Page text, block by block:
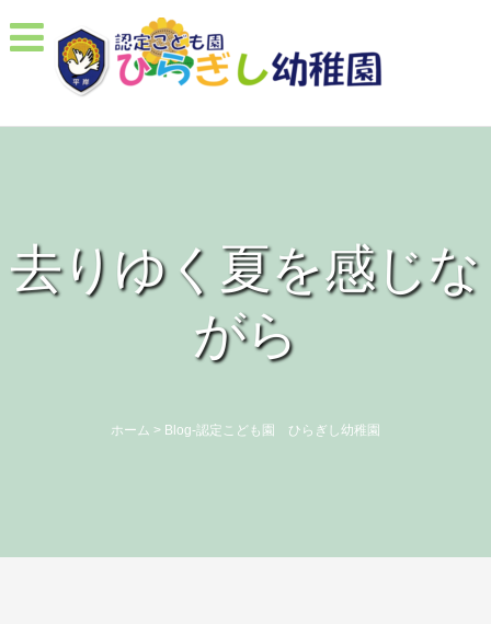
去りゆく夏を感じな
がら
ホーム > Blog-認定こども園 ひらぎし幼稚園